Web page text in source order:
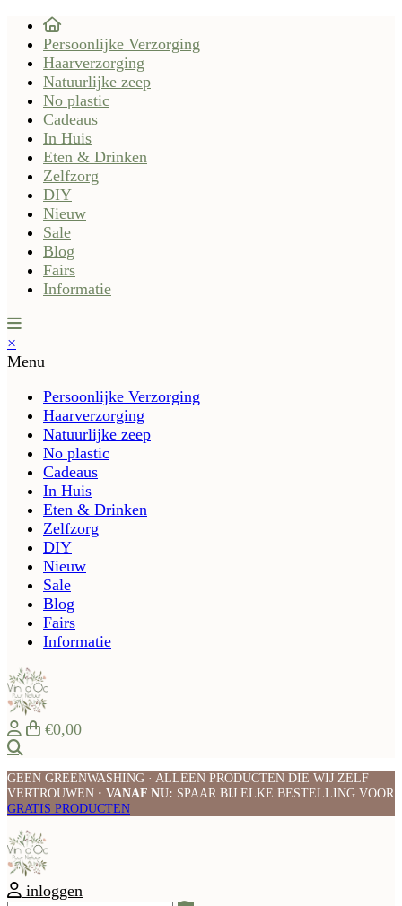
Persoonlijke Verzorging
Haarverzorging
Natuurlijke zeep
No plastic
Cadeaus
In Huis
Eten & Drinken
Zelfzorg
DIY
Nieuw
Sale
Blog
Fairs
Informatie
×
Menu
Persoonlijke Verzorging
Haarverzorging
Natuurlijke zeep
No plastic
Cadeaus
In Huis
Eten & Drinken
Zelfzorg
DIY
Nieuw
Sale
Blog
Fairs
Informatie
€0,00
GEEN GREENWASHING · ALLEEN PRODUCTEN DIE WIJ ZELF
VERTROUWEN · VANAF NU: SPAAR BIJ ELKE BESTELLING VOOR
GRATIS PRODUCTEN
inloggen